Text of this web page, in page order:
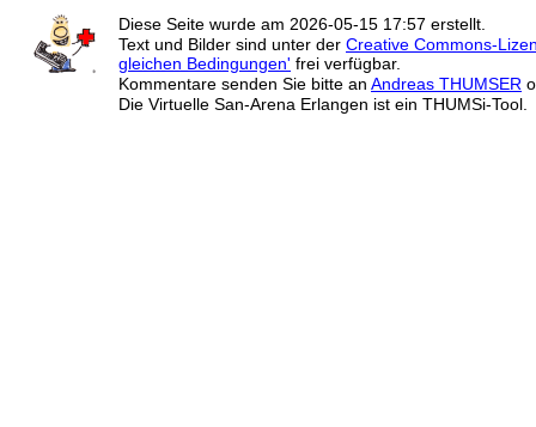
Diese Seite wurde am 2026-05-15 17:57 erstellt.
Text und Bilder sind unter der Creative Commons-
gleichen Bedingungen' frei verfügbar.
Kommentare senden Sie bitte an Andreas THUMSER
Die Virtuelle San-Arena Erlangen ist ein THUMSi-Tool.